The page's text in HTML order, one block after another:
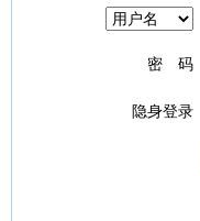
密 码
隐身登录